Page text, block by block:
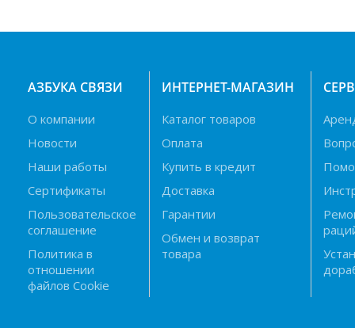
АЗБУКА СВЯЗИ
О компании
Новости
Наши работы
Сертификаты
Пользовательское
соглашение
Политика в
отношении
файлов Cookie
ИНТЕРНЕТ-МАГАЗИН
Каталог товаров
Оплата
Купить в кредит
Доставка
Гарантии
Обмен и возврат
товара